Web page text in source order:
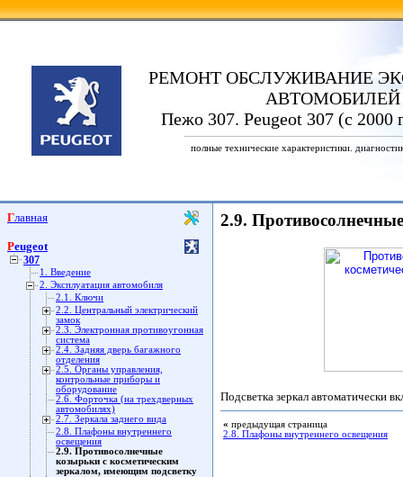
РЕМОНТ ОБСЛУЖИВАНИЕ
АВТОМОБИЛЕЙ
Пежо 307. Peugeot 307 (с 2000
полные технические характеристики.
Главная
Peugeot
307
1. Введение
2. Эксплуатация автомобиля
2.1. Ключи
2.2. Центральный электрический
замок
2.3. Электронная противоугонная
система
2.4. Задняя дверь багажного
отделения
2.5. Органы управления,
контрольные приборы и
оборудование
2.6. Форточка (на трехдверных
автомобилях)
2.7. Зеркала заднего вида
2.8. Плафоны внутреннего
освещения
2.9. Противосолнечные
козырьки с косметическим
зеркалом, имеющим подсветку
2.9.
Подсветка зеркал автоматически
« предыдущая страница
2.8. Плафоны внутреннего освещения